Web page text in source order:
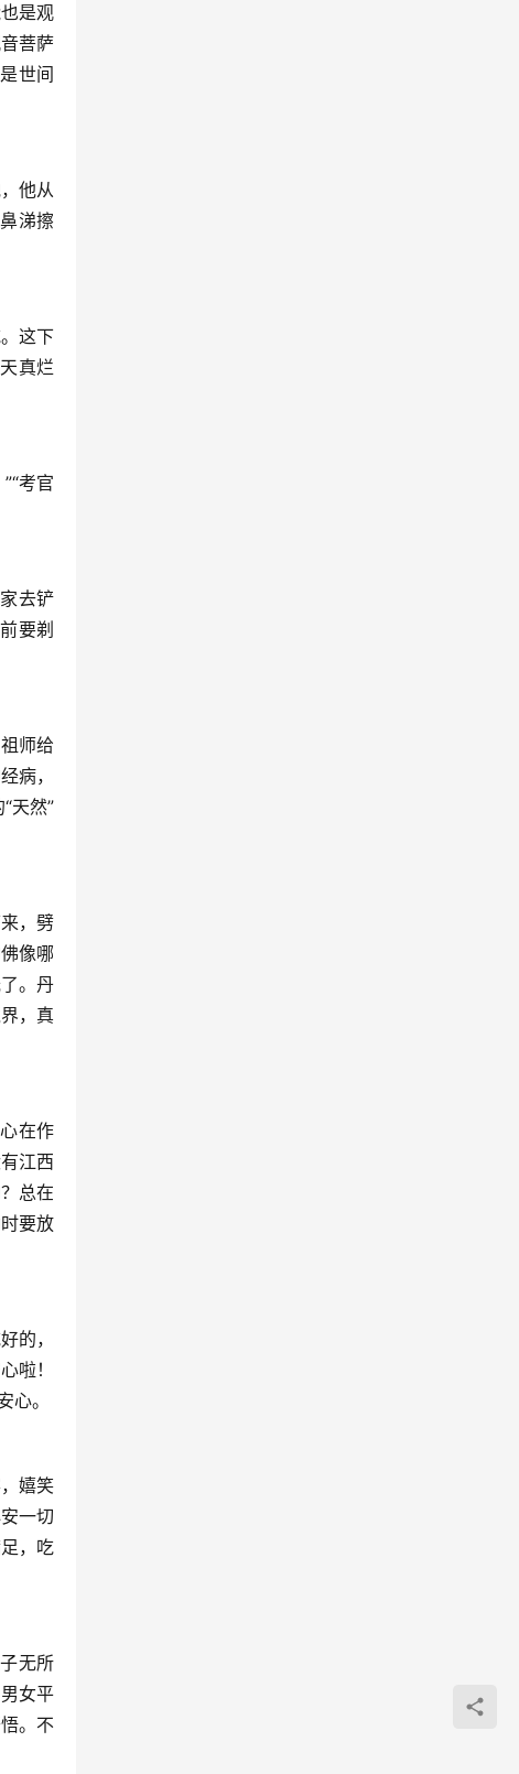
是观
菩萨
世间
他从
涕擦
这下
真烂
考官
去铲
要剃
师给
病，
天然”
，劈
像哪
。丹
，真
在作
江西
总在
要放
的，
啦！
。
嬉笑
一切
，吃
无所
女平
。不